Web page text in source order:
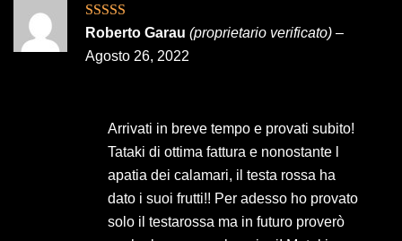
Valutato5 su
5
Roberto Garau (proprietario verificato) –
Agosto 26, 2022
Arrivati in breve tempo e provati subito!
Tataki di ottima fattura e nonostante l
apatia dei calamari, il testa rossa ha
dato i suoi frutti!! Per adesso ho provato
solo il testarossa ma in futuro proverò